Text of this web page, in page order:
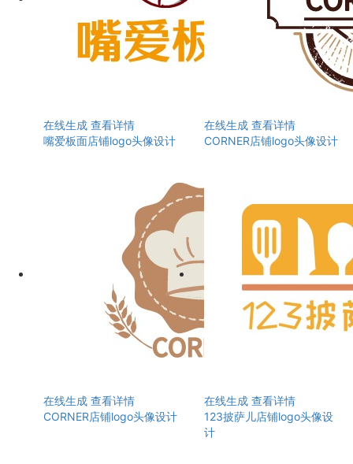
在线生成 查看详情
嘴爱板面店铺logo头像设计
在线生成 查看详情
CORNER店铺logo头像设计
在线生成 查看详情
CORNER店铺logo头像设计
在线生成 查看详情
123披萨儿店铺logo头像设
计